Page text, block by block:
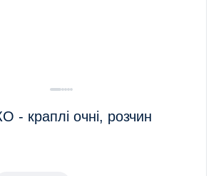
Бімікан ЕКО - краплі очні, розчин